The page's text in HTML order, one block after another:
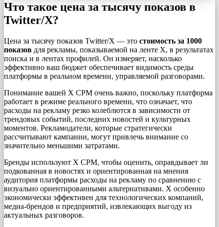
Стоимость за 1000 показов (CPM)
Количество показов
Что такое цена за тысячу показов в
Twitter/X?
Цена за тысячу показов Twitter/X — это стоимость за 1000
показов для рекламы, показываемой на ленте X, в результатах
поиска и в лентах профилей. Он измеряет, насколько
эффективно ваш бюджет обеспечивает видимость среды
платформы в реальном времени, управляемой разговорами.
Понимание вашей X CPM очень важно, поскольку платформа
работает в режиме реального времени, что означает, что
расходы на рекламу резко колеблются в зависимости от
трендовых событий, последних новостей и культурных
моментов. Рекламодатели, которые стратегически
рассчитывают кампании, могут привлечь внимание со
значительно меньшими затратами.
Бренды используют X CPM, чтобы оценить, оправдывает ли
подкованная в новостях и ориентированная на мнения
аудитория платформы расходы на рекламу по сравнению с
визуально ориентированными альтернативами. X особенно
экономически эффективен для технологических компаний,
медиа-брендов и предприятий, извлекающих выгоду из
актуальных разговоров.